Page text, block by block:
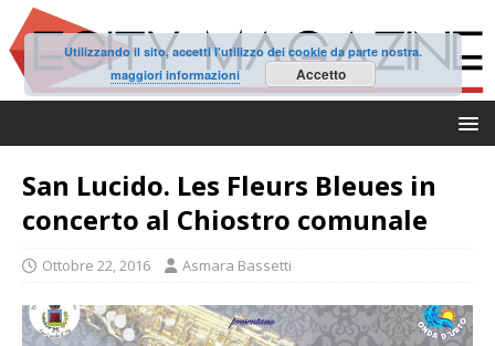
San Lucido. Les Fleurs Bleues in
concerto al Chiostro comunale
Ottobre 22, 2016 Asmara Bassetti
Utilizzando il sito, accetti l'utilizzo dei cookie da parte nostra.
maggiori informazioni
Accetto